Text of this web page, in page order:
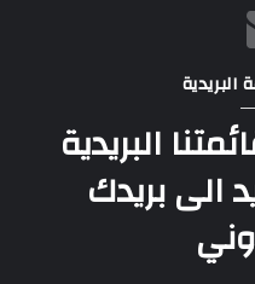
البريدية
البريدية
الى بريدك